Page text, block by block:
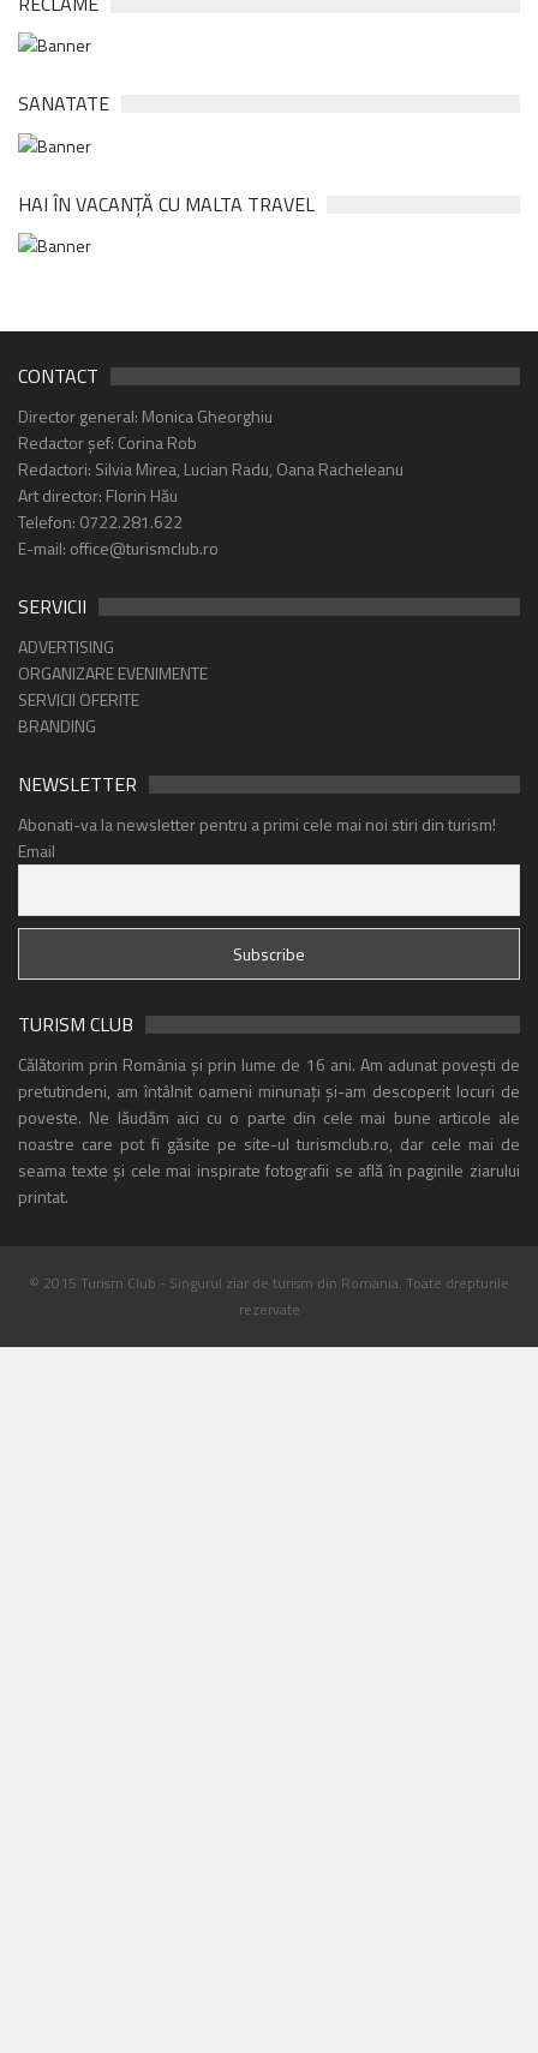
SANATATE
HAI ÎN VACANȚĂ CU MALTA TRAVEL
CONTACT
Director general: Monica Gheorghiu
Redactor șef: Corina Rob
Redactori: Silvia Mirea, Lucian Radu, Oana Racheleanu
Art director: Florin Hău
Telefon: 0722.281.622
E-mail: office@turismclub.ro
SERVICII
ADVERTISING
ORGANIZARE EVENIMENTE
SERVICII OFERITE
BRANDING
NEWSLETTER
Abonati-va la newsletter pentru a primi cele mai noi stiri din turism!
Email
TURISM CLUB
Călătorim prin România și prin lume de 16 ani. Am adunat povești de
pretutindeni, am întâlnit oameni minunați și-am descoperit locuri de
poveste. Ne lăudăm aici cu o parte din cele mai bune articole ale
noastre care pot fi găsite pe site-ul turismclub.ro, dar cele mai de
seama texte și cele mai inspirate fotografii se află în paginile ziarului
printat.
© 2015 Turism Club - Singurul ziar de turism din Romania. Toate drepturile
rezervate